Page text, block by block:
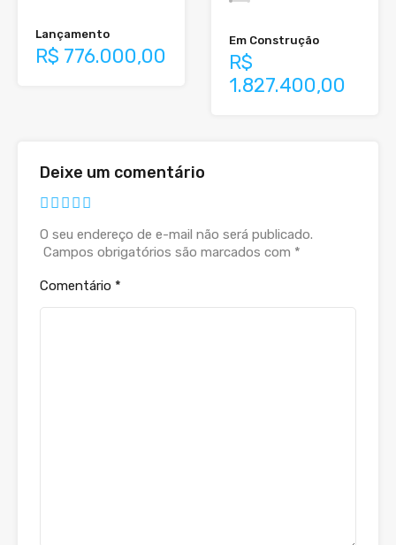
Lançamento
R$ 776.000,00
Em Construção
R$
1.827.400,00
Deixe um comentário
O seu endereço de e-mail não será publicado.
Campos obrigatórios são marcados com *
Comentário *